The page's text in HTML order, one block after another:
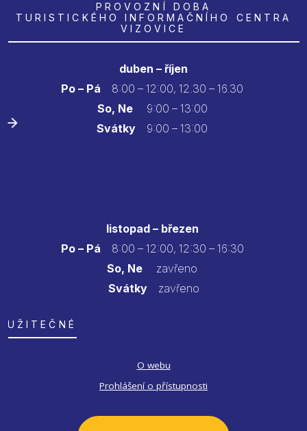
PROVOZNÍ DOBA
TURISTICKÉHO INFORMAČNÍHO CENTRA
VIZOVICE
duben – říjen
Po – Pá
8:00 – 12:00, 12.30 – 16.30
So, Ne9:00 – 13:00
Svátky 9:00 – 13:00
listopad – březen
Po – Pá 8:00 – 12:00, 12:30 – 16:30
So, Ne zavřeno
Svátkyzavřeno
UŽITEČNÉ
O webu
Prohlášení o přístupnosti